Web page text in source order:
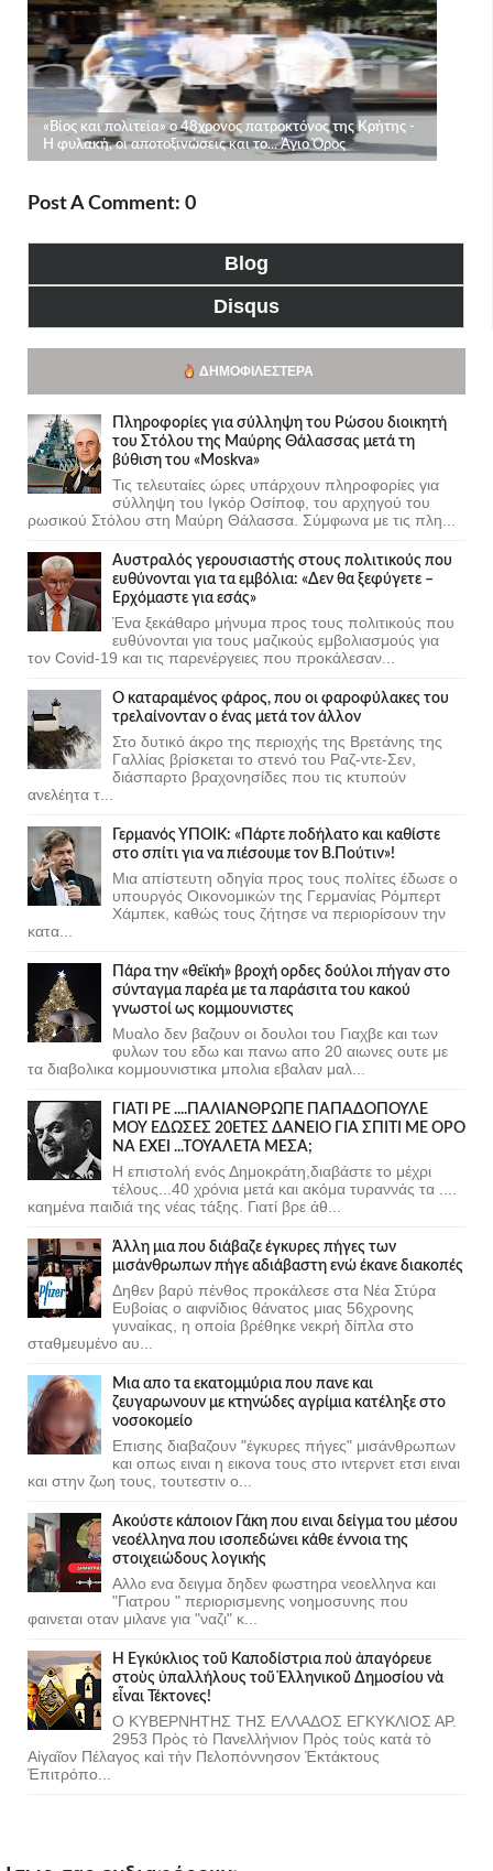
Post A Comment: 0
Blog
Disqus
ΔΗΜΟΦΙΛΈΣΤΕΡΑ
Πληροφορίες για σύλληψη του Ρώσου διοικητή
του Στόλου της Mαύρης Θάλασσας μετά τη
βύθιση του «Moskva»
Τις τελευταίες ώρες υπάρχουν πληροφορίες για
σύλληψη του Ιγκόρ Οσίποφ, του αρχηγού του
ρωσικού Στόλου στη Μαύρη Θάλασσα. Σύμφωνα με τις πλη...
Αυστραλός γερουσιαστής στους πολιτικούς που
ευθύνονται για τα εμβόλια: «Δεν θα ξεφύγετε –
Ερχόμαστε για εσάς»
Ένα ξεκάθαρο μήνυμα προς τους πολιτικούς που
ευθύνονται για τους μαζικούς εμβολιασμούς για
τον Covid-19 και τις παρενέργειες που προκάλεσαν...
Ο καταραμένος φάρος, που οι φαροφύλακες του
τρελαίνονταν ο ένας μετά τον άλλον
Στο δυτικό άκρο της περιοχής της Βρετάνης της
Γαλλίας βρίσκεται το στενό του Ραζ-ντε-Σεν,
διάσπαρτο βραχονησίδες που τις κτυπούν
ανελέητα τ...
Γερμανός ΥΠΟΙΚ: «Πάρτε ποδήλατο και καθίστε
στο σπίτι για να πιέσουμε τον Β.Πούτιν»!
Μια απίστευτη οδηγία προς τους πολίτες έδωσε ο
υπουργός Οικονομικών της Γερμανίας Ρόμπερτ
Χάμπεκ, καθώς τους ζήτησε να περιορίσουν την
κατα...
Πάρα την «θεϊκή» βροχή ορδες δούλοι πήγαν στο
σύνταγμα παρέα με τα παράσιτα του κακού
γνωστοί ως κομμουνιστες
Μυαλο δεν βαζουν οι δουλοι του Γιαχβε και των
φυλων του εδω και πανω απο 20 αιωνες ουτε με
τα διαβολικα κομμουνιστικα μπολια εβαλαν μαλ...
ΓΙΑΤΙ ΡΕ ....ΠΑΛΙΑΝΘΡΩΠΕ ΠΑΠΑΔΟΠΟΥΛΕ
ΜΟΥ ΕΔΩΣΕΣ 20ΕΤΕΣ ΔΑΝΕΙΟ ΓΙΑ ΣΠΙΤΙ ΜΕ ΟΡΟ
ΝΑ ΕΧΕΙ ...ΤΟΥΑΛΕΤΑ ΜΕΣΑ;
Η επιστολή ενός Δημοκράτη,διαβάστε το μέχρι
τέλους...40 χρόνια μετά και ακόμα τυραννάς τα ....
καημένα παιδιά της νέας τάξης. Γιατί βρε άθ...
Άλλη μια που διάβαζε έγκυρες πήγες των
μισάνθρωπων πήγε αδιάβαστη ενώ έκανε διακοπές
Δηθεν βαρύ πένθος προκάλεσε στα Νέα Στύρα
Ευβοίας ο αιφνίδιος θάνατος μιας 56χρονης
γυναίκας, η οποία βρέθηκε νεκρή δίπλα στο
σταθμευμένο αυ...
Μια απο τα εκατομμύρια που πανε και
ζευγαρωνουν με κτηνώδες αγρίμια κατέληξε στο
νοσοκομείο
Επισης διαβαζουν "έγκυρες πήγες" μισάνθρωπων
και οπως ειναι η εικονα τους στο ιντερνετ ετσι ειναι
και στην ζωη τους, τουτεστιν ο...
Ακούστε κάποιον Γάκη που ειναι δείγμα του μέσου
νεοέλληνα που ισοπεδώνει κάθε έννοια της
στοιχειώδους λογικής
Αλλο ενα δειγμα δηδεν φωστηρα νεοελληνα και
"Γιατρου " περιορισμενης νοημοσυνης που
φαινεται οταν μιλανε για "ναζι" κ...
Ἡ Ἐγκύκλιος τοῦ Καποδίστρια ποὺ ἀπαγόρευε
στοὺς ὑπαλλήλους τοῦ Ἑλληνικοῦ Δημοσίου νὰ
εἶναι Τέκτονες!
Ο ΚΥΒΕΡΝΗΤΗΣ ΤΗΣ ΕΛΛΑΔΟΣ ΕΓΚΥΚΛΙΟΣ ΑΡ.
2953 Πρὸς τὸ Πανελλήνιον Πρὸς τοὺς κατὰ τὸ
Αἰγαῖον Πέλαγος καὶ τὴν Πελοπόννησον Ἐκτάκτους
Ἐπιτρόπο...